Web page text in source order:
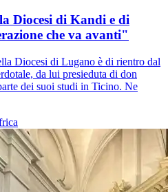
Diocesi di Kandi e di
che va avanti"
Diocesi di Lugano è di rientro dal
da lui presieduta di don
dei suoi studi in Ticino. Ne